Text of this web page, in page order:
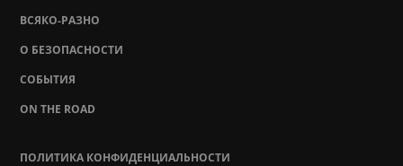
ВСЯКО-РАЗНО
О БЕЗОПАСНОСТИ
СОБЫТИЯ
ON THE ROAD
ПОЛИТИКА КОНФИДЕНЦИАЛЬНОСТИ